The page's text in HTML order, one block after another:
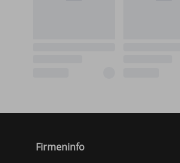
Firmeninfo